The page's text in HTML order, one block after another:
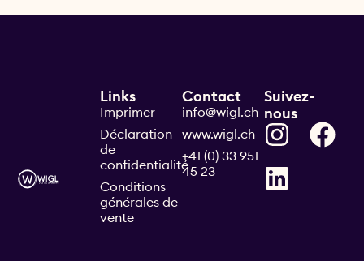
Contact
info@wigl.ch
www.wigl.ch
+41 (0) 33 951
45 23
Links
Imprimer
Déclaration
de
confidentialité
Conditions
générales de
vente
Suivez-
nous